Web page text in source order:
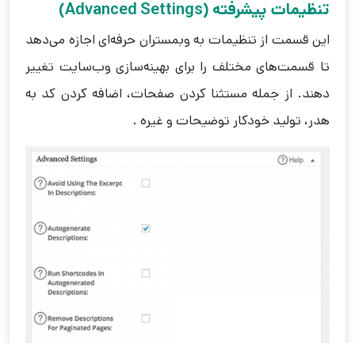
تنظیمات پیشرفته (Advanced Settings)
این قسمت از تنظیمات به وبمستران حرفه‌ای اجازه می‌دهد
تا قسمت‌های مختلف را برای بهینه‌سازی وب‌سایت تغییر
دهند. از جمله مستثنا کردن صفحات، اضافه کردن کد به
هدر، تولید خودکار توضیحات و غیره .